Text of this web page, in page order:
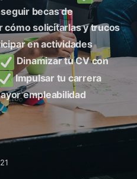
becas de
cómo solicitarlas y trucos
en actividades
Dinamizar tu CV con
Impulsar tu carrera
empleabilidad